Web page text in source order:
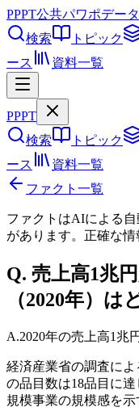
PPPT公共パワポデー
検索
トピック
ース
資料一覧
PPPT
検索
トピック
ース
資料一覧
ファクト一覧
ファクトはAIによる
があります。正確な情
Q. 売上高1兆
（2020年）
A.2020年の売上高1兆
経済産業省の調査によ
の品目数は18品目に
規模事業の規模感を示